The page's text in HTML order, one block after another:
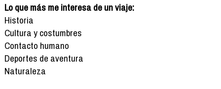
Lo que más me interesa de un viaje:
Historia
Cultura y costumbres
Contacto humano
Deportes de aventura
Naturaleza